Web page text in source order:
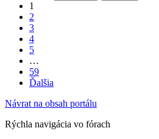
1
2
3
4
5
…
59
Ďalšia
Návrat na obsah portálu
Rýchla navigácia vo fórach